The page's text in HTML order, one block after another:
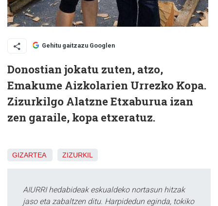
Gehitu gaitzazu Googlen
Donostian jokatu zuten, atzo,
Emakume Aizkolarien Urrezko Kopa.
Zizurkilgo Alatzne Etxaburua izan
zen garaile, kopa etxeratuz.
GIZARTEA ZIZURKIL
AIURRI hedabideak eskualdeko nortasun hitzak
jaso eta zabaltzen ditu. Harpidedun eginda, tokiko